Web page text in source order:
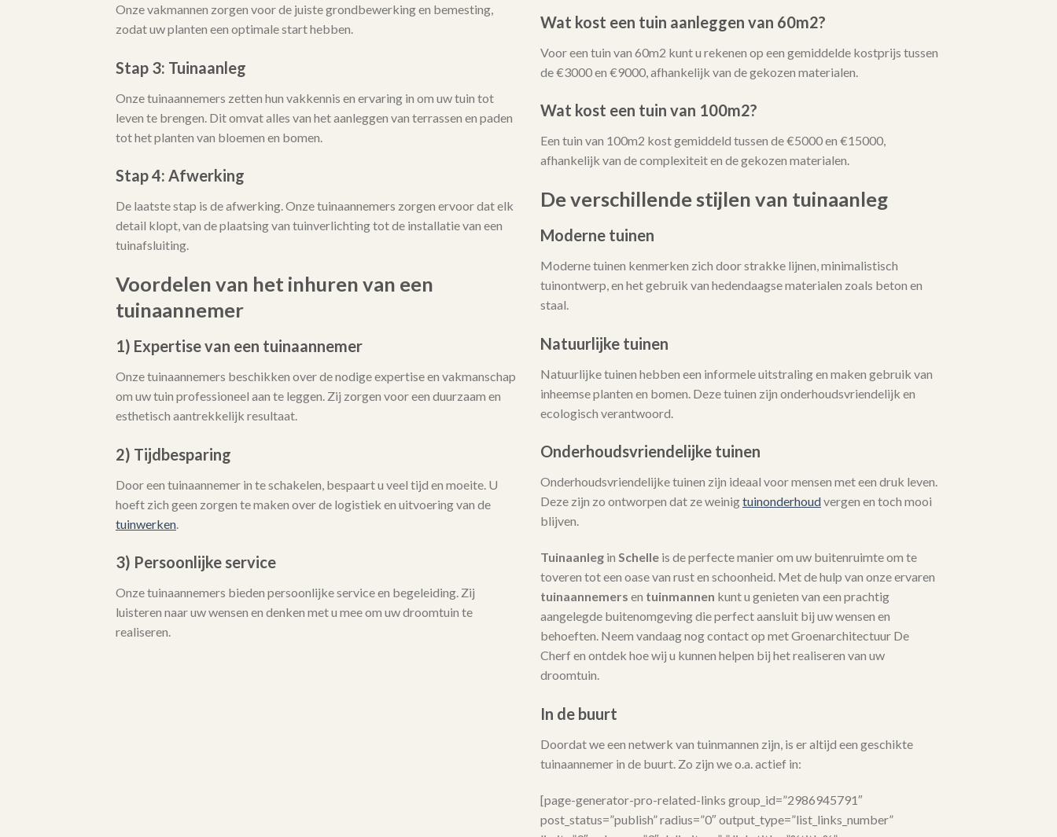
Onze vakmannen zorgen voor de juiste grondbewerking en bemesting,
zodat uw planten een optimale start hebben.
Stap 3: Tuinaanleg
Onze tuinaannemers zetten hun vakkennis en ervaring in om uw tuin tot
leven te brengen. Dit omvat alles van het aanleggen van terrassen en paden
tot het planten van bloemen en bomen.
Stap 4: Afwerking
De laatste stap is de afwerking. Onze tuinaannemers zorgen ervoor dat elk
detail klopt, van de plaatsing van tuinverlichting tot de installatie van een
tuinafsluiting.
Voordelen van het inhuren van een
tuinaannemer
1) Expertise van een tuinaannemer
Onze tuinaannemers beschikken over de nodige expertise en vakmanschap
om uw tuin professioneel aan te leggen. Zij zorgen voor een duurzaam en
esthetisch aantrekkelijk resultaat.
2) Tijdbesparing
Door een tuinaannemer in te schakelen, bespaart u veel tijd en moeite. U
hoeft zich geen zorgen te maken over de logistiek en uitvoering van de
tuinwerken
3) Persoonlijke service
Onze tuinaannemers bieden persoonlijke service en begeleiding. Zij
luisteren naar uw wensen en denken met u mee om uw droomtuin te
realiseren.
Wat kost een tuin aanleggen van 60m2?
Voor een tuin van 60m2 kunt u rekenen op een gemiddelde kostprijs tussen
de €3000 en €9000, afhankelijk van de gekozen materialen.
Wat kost een tuin van 100m2?
Een tuin van 100m2 kost gemiddeld tussen de €5000 en €15000,
afhankelijk van de complexiteit en de gekozen materialen.
De verschillende stijlen van tuinaanleg
Moderne tuinen
Moderne tuinen kenmerken zich door strakke lijnen, minimalistisch
tuinontwerp, en het gebruik van hedendaagse materialen zoals beton en
staal.
Natuurlijke tuinen
Natuurlijke tuinen hebben een informele uitstraling en maken gebruik van
inheemse planten en bomen. Deze tuinen zijn onderhoudsvriendelijk en
ecologisch verantwoord.
Onderhoudsvriendelijke tuinen
Onderhoudsvriendelijke tuinen zijn ideaal voor mensen met een druk leven.
Deze zijn zo ontworpen dat ze weinigtuinonderhoudvergen en toch mooi
blijven.
Tuinaanleg in Schelle is de perfecte manier om uw buitenruimte om te
toveren tot een oase van rust en schoonheid. Met de hulp van onze ervaren
tuinaannemers en tuinmannen kunt u genieten van een prachtig
aangelegde buitenomgeving die perfect aansluit bij uw wensen en
behoeften. Neem vandaag nog contact op met Groenarchitectuur De
Cherf en ontdek hoe wij u kunnen helpen bij het realiseren van uw
droomtuin.
In de buurt
Doordat we een netwerk van tuinmannen zijn, is er altijd een geschikte
tuinaannemer in de buurt. Zo zijn we o.a. actief in:
[page-generator-pro-related-links group_id=”2986945791″
post_status=”publish” radius=”0″ output_type=”list_links_number”